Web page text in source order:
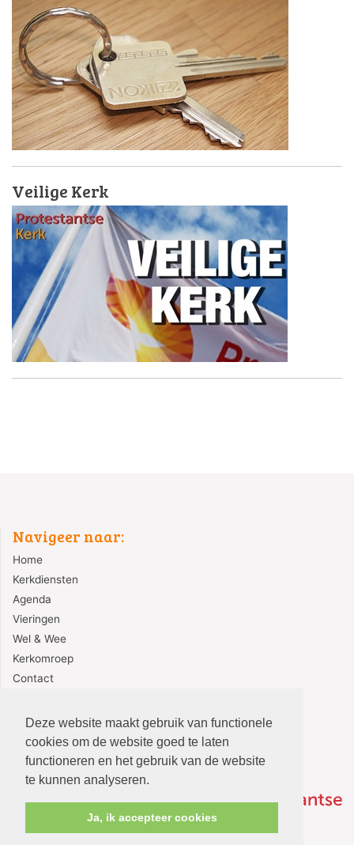
Deze website maakt gebruik van functionele
cookies om de website goed te laten
functioneren en het gebruik van de website
te kunnen analyseren.
Ja, ik accepteer cookies
Veilige Kerk
Navigeer naar:
Home
Kerkdiensten
Agenda
Vieringen
Wel & Wee
Kerkomroep
Contact